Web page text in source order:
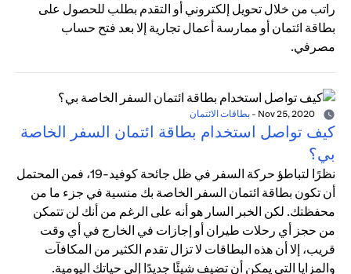
راتب من خلال تحويل إلكتروني أو التقدم بطلب للحصول على
بطاقة ائتمان أو ممارسة أعمال تجارية إلا بعد فتح حساب
مصرفي.
- بطاقات الائتمان
كيف تواصل استخدام بطاقة ائتمان السفر الخاصة
بي؟
نظرًا لتباطؤ حركة السفر في ظل جائحة كوفيد-19، فمن المحتمل
أن تكون بطاقة ائتمان السفر الخاصة بك منسية في جزء ما من
محفظتك. لكن الخبر السار هو أنه على الرغم من أنك لن تتمكن
من حجز أي رحلات طيران أو إجازات في الخارج في أي وقت
قريب، إلا أن هذه البطاقات لا تزال تقدم الكثير من المكافآت
والمزايا التي يمكن أن تضيف شيئًا جديدًا إلى حياتك اليومية.